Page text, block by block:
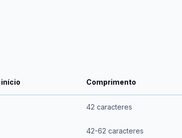
início Comprimento
42 caracteres
42-62 caracteres